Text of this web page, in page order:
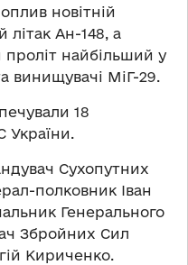
новітній
літак Ан-148, а
найбільший у
винищувачі МіГ-29.
18
України.
Сухопутних
полковник Іван
Генерального
Збройних Сил
Кириченко.